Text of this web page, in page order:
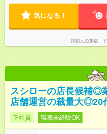
気になる！
掲載元企業名
スシローの店長候補◎
店舗運営の裁量大◎20
正社員 職種未経験OK